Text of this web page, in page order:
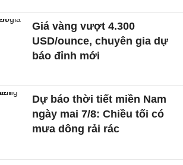
Giá vàng vượt 4.300
USD/ounce, chuyên gia dự
báo đỉnh mới
Dự báo thời tiết miền Nam
ngày mai 7/8: Chiều tối có
mưa dông rải rác